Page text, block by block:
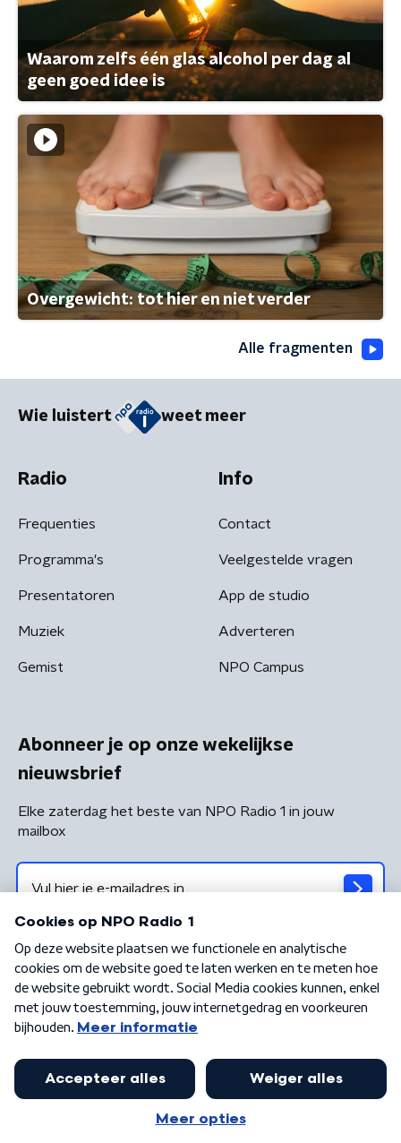
Waarom zelfs één glas alcohol per dag al
geen goed idee is
Overgewicht: tot hier en niet verder
Alle fragmenten
Wie luistert weet meer
Radio
Frequenties
Programma's
Presentatoren
Muziek
Gemist
Info
Contact
Veelgestelde vragen
App de studio
Adverteren
NPO Campus
Abonneer je op onze wekelijkse
nieuwsbrief
Elke zaterdag het beste van NPO Radio 1 in jouw
mailbox
Algemene voorwaarden